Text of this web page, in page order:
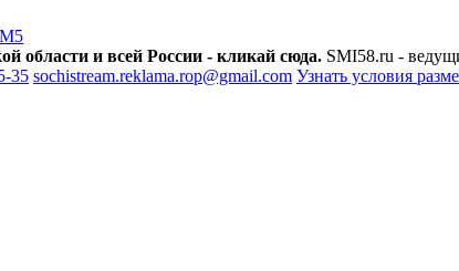
М5
области и всей России - кликай сюда. SMI58.ru -
35 sochistream.reklama.rop@gmail.com Узнать условия